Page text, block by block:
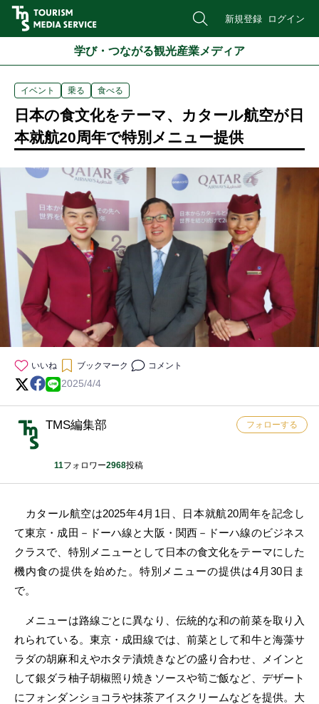
新規登録 ログイン
学び・つながる観光産業メディア
イベント 乗る 食べる
日本の食文化をテーマ、カタール航空が日
本就航20周年で特別メニュー提供
いいね ブックマーク コメント
2025/4/4
TMS編集部
11フォロワー2968投稿
フォローする
カタール航空は2025年4月1日、日本就航20周年を記念し
て東京・成田－ドーハ線と大阪・関西－ドーハ線のビジネス
クラスで、特別メニューとして日本の食文化をテーマにした
機内食の提供を始めた。特別メニューの提供は4月30日ま
で。
メニューは路線ごとに異なり、伝統的な和の前菜を取り入
れられている。東京・成田線では、前菜として和牛と海藻サ
ラダの胡麻和えやホタテ漬焼きなどの盛り合わせ、メインと
して銀ダラ柚子胡椒照り焼きソースや筍ご飯など、デザート
にフォンダンショコラや抹茶アイスクリームなどを提供。大